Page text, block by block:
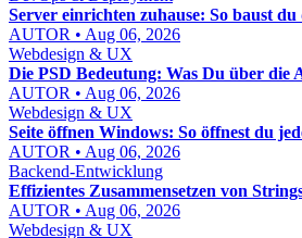
Server einrichten zuhause: So baust
AUTOR • Aug 06, 2026
Webdesign & UX
Die PSD Bedeutung: Was Du über die
AUTOR • Aug 06, 2026
Webdesign & UX
Seite öffnen Windows: So öffnest du
AUTOR • Aug 06, 2026
Backend-Entwicklung
Effizientes Zusammensetzen von
AUTOR • Aug 06, 2026
Webdesign & UX